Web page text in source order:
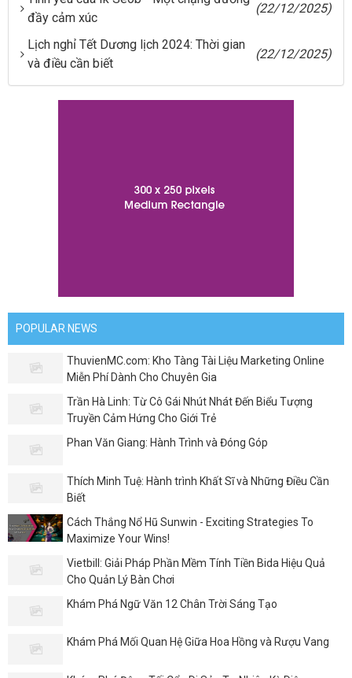
đầy cảm xúc
(22/12/2025)
Lịch nghỉ Tết Dương lịch 2024: Thời gian
và điều cần biết
(22/12/2025)
POPULAR NEWS
ThuvienMC.com: Kho Tàng Tài Liệu Marketing Online
Miễn Phí Dành Cho Chuyên Gia
Trần Hà Linh: Từ Cô Gái Nhút Nhát Đến Biểu Tượng
Truyền Cảm Hứng Cho Giới Trẻ
Phan Văn Giang: Hành Trình và Đóng Góp
Thích Minh Tuệ: Hành trình Khất Sĩ và Những Điều Cần
Biết
Cách Thắng Nổ Hũ Sunwin - Exciting Strategies To
Maximize Your Wins!
Vietbill: Giải Pháp Phần Mềm Tính Tiền Bida Hiệu Quả
Cho Quản Lý Bàn Chơi
Khám Phá Ngữ Văn 12 Chân Trời Sáng Tạo
Khám Phá Mối Quan Hệ Giữa Hoa Hồng và Rượu Vang